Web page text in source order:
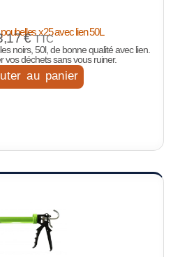
x25 avec lien 50L
€ TTC
noirs, 50l, de bonne qualité avec lien.
vos déchets sans vous ruiner.
au panier